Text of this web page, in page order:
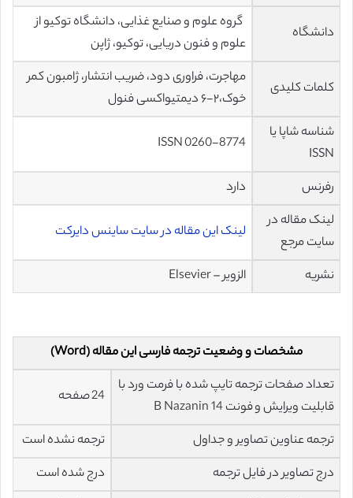
دانشگاه
گروه علوم و صنایع غذایی، دانشگاه توکیو از
علوم و فنون دریایی، توکیو، ژاپن
کلمات کلیدی
مهاجرت، فراوری دود، ضریب انتشار، ژامبون کمر
خوک،۲-۶ دیمتیواکسی فنول
شناسه شاپا یا
ISSN
ISSN 0260-8774
رفرنس
دارد
لینک مقاله در
سایت مرجع
لینک این مقاله در سایت ساینس دایرکت
نشریه الزویر – Elsevier
مشخصات و وضعیت ترجمه فارسی این مقاله (Word)
تعداد صفحات ترجمه تایپ شده با فرمت ورد با
قابلیت ویرایش و فونت 14 B Nazanin
24 صفحه
ترجمه عناوین تصاویر و جداول
ترجمه نشده است
درج تصاویر در فایل ترجمه
درج شده است